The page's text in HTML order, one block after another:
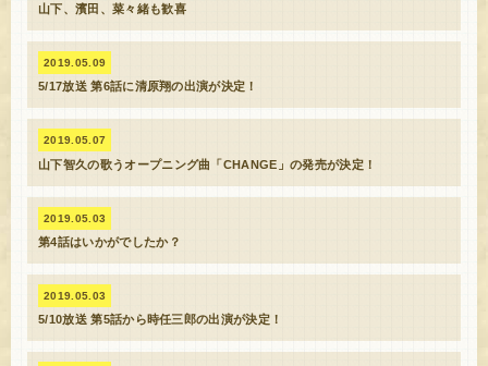
山下、濱田、菜々緒も歓喜
2019.05.09
5/17放送 第6話に清原翔の出演が決定！
2019.05.07
山下智久の歌うオープニング曲「CHANGE」の発売が決定！
2019.05.03
第4話はいかがでしたか？
2019.05.03
5/10放送 第5話から時任三郎の出演が決定！